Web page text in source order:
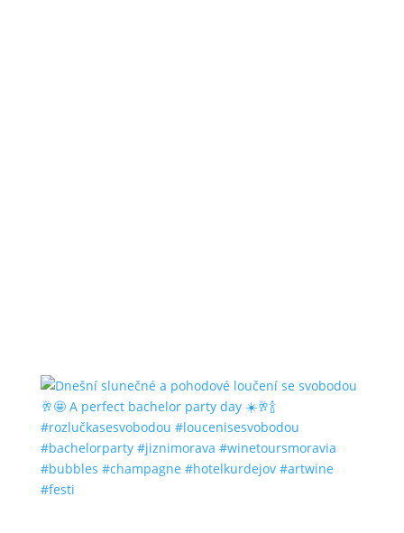
#bubbles #champagne #hotelkurdejov #artwine
#festi